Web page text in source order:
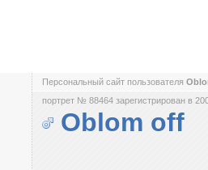
Персональный сайт пользователя
портрет № 88464 зарегистрирован в
Oblom off